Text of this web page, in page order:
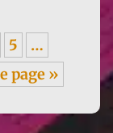
5
…
page »